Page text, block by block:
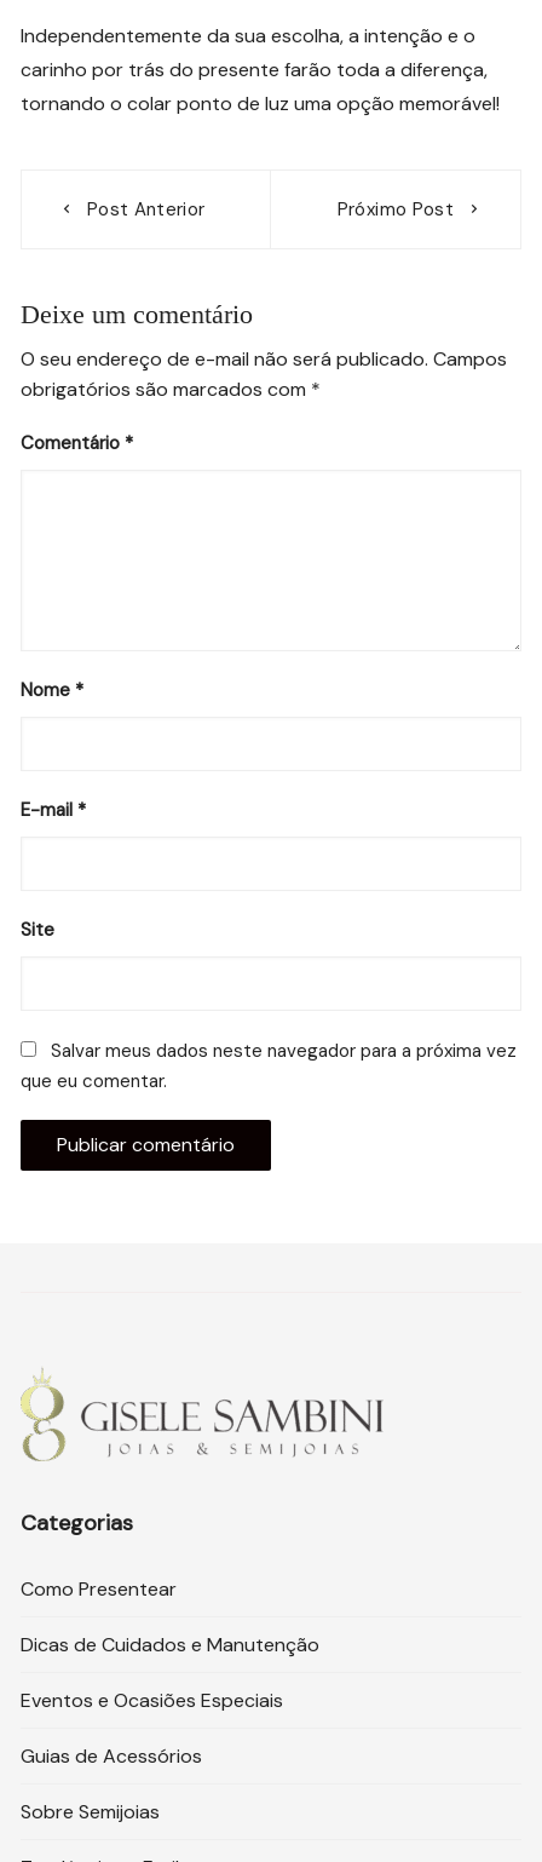
Independentemente da sua escolha, a intenção e o
carinho por trás do presente farão toda a diferença,
tornando o colar ponto de luz uma opção memorável!
Post Anterior Próximo Post
Deixe um comentário
O seu endereço de e-mail não será publicado. Campos
obrigatórios são marcados com *
Comentário *
Nome *
E-mail *
Site
Salvar meus dados neste navegador para a próxima vez
que eu comentar.
Categorias
Como Presentear
Dicas de Cuidados e Manutenção
Eventos e Ocasiões Especiais
Guias de Acessórios
Sobre Semijoias